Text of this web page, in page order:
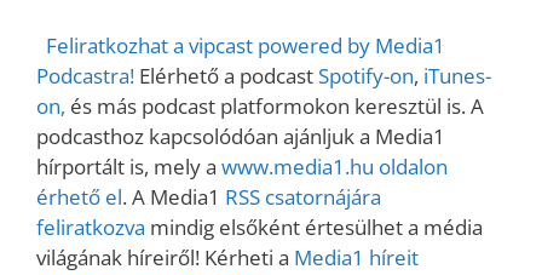
Feliratkozhat a vipcast powered by Media1
Podcastra! Elérhető a podcastSpotify-on, iTunes-
on, és más podcast platformokon keresztül is. A
podcasthoz kapcsolódóan ajánljuk a Media1
hírportált is, mely a www.media1.hu oldalon
érhető el. A Media1 RSS csatornájára
feliratkozva mindig elsőként értesülhet a média
világának híreiről! Kérheti a Media1 híreit